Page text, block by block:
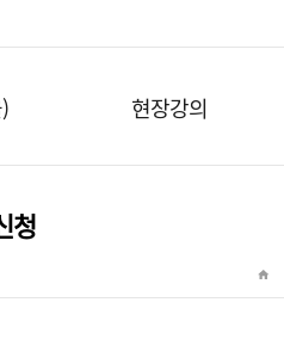
현장강의
청